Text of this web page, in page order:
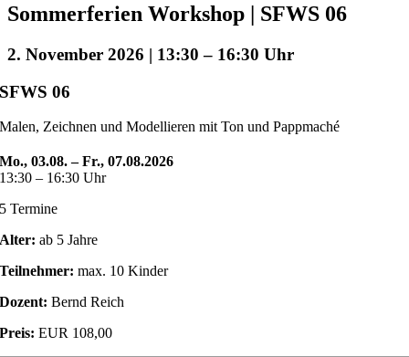
Sommerferien Workshop | SFWS 06
2. November 2026 | 13:30 – 16:30
SFWS 06
Malen, Zeichnen und Modellieren mit Ton und Pappmaché
Mo., 03.08. – Fr., 07.08.2026
13:30 – 16:30 Uhr
5 Termine
Alter: ab 5 Jahre
Teilnehmer: max. 10 Kinder
Dozent: Bernd Reich
Preis: EUR 108,00